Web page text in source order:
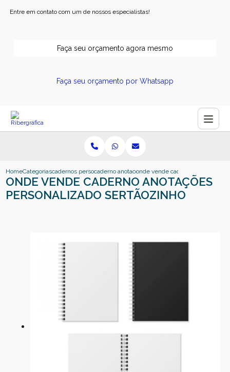
Entre em contato com um de nossos especialistas!
Faça seu orçamento agora mesmo
Faça seu orçamento por Whatsapp
HomeCategoriascadernos personalizadoscaderno anotacoes personalizado
onde vende caderno anotacoes
ONDE VENDE CADERNO ANOTAÇÕES
PERSONALIZADO SERTÃOZINHO